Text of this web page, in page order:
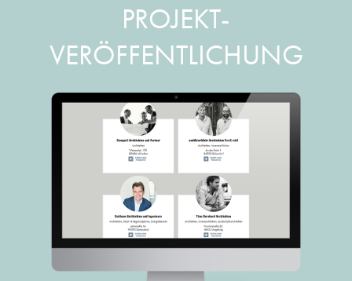
PROJEKT-
VERÖFFENTLICHUNG